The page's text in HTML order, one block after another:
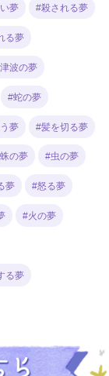
夢 #殺される夢
る夢
波の夢
#蛇の夢
夢 #髪を切る夢
の夢 #虫の夢
夢 #怒る夢
#火の夢
る夢